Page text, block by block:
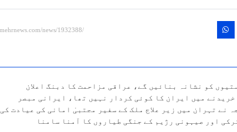
کو نشانہ بنائیں گے، عراقی مزاحمت کا دبنگ اعلان
میں ایران کا کوئی کردار نہیں تھا، ایرانی مبصر
نے تہران میں زیر علاج ملک کے سفیر مجتبیٰ امانی کی عیادت کی
اور صیہونی رژیم کے جنگی طیاروں کا آمنا سامنا